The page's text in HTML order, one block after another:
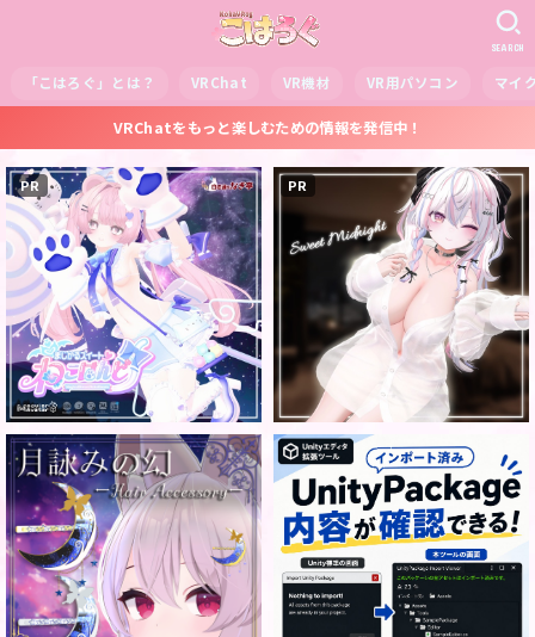
「こはろぐ」とは？ VRChat VR機材 VR用パソコン マイ
SEARCH
VRChatをもっと楽しむための情報を発信中！
PR PR